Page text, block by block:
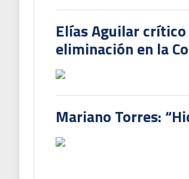
Elías Aguilar
eliminación en la
Mariano Torres: